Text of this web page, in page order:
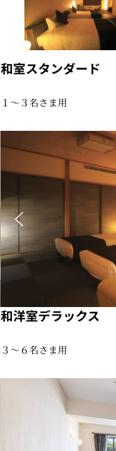
和室スタンダード
１〜３名さま用
和洋室デラックス
３〜６名さま用